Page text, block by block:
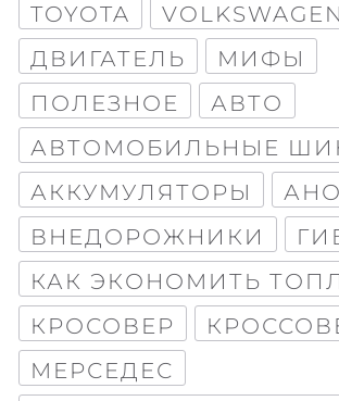
TOYOTA
VOLKSWAGEN
ДВИГАТЕЛЬ
МИФЫ
ПОЛЕЗНОЕ
АВТО
АВТОМОБИЛЬНЫЕ
АККУМУЛЯТОРЫ
ВНЕДОРОЖНИКИ
КАК ЭКОНОМИТЬ
КРОСОВЕР
МЕРСЕДЕС